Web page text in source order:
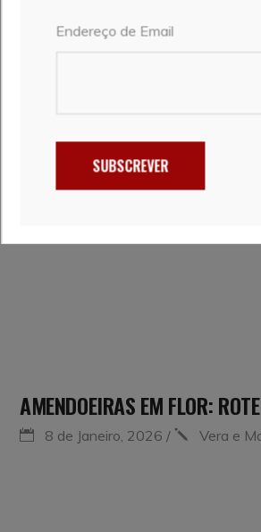
RELATED POSTS
AMENDOEIRAS EM FLOR:
8 de Janeiro, 2026 Vera e
Endereço de Email
SUBSCREVER